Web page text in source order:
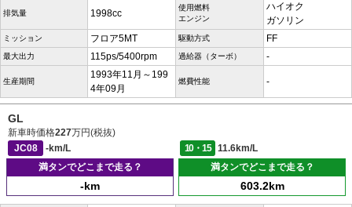
排気量 1998cc
使用燃料
エンジン
ハイオク
ガソリン
ミッション フロア5MT 駆動方式 FF
最大出力 115ps/5400rpm 過給器（ターボ） -
生産期間
1993年11月～199
4年09月
燃費性能 -
GL
新車時価格227万円(税抜)
JC08
-km/L 10・15
11.6km/L
満タンでどこまで走る？
-km
満タンでどこまで走る？
603.2km